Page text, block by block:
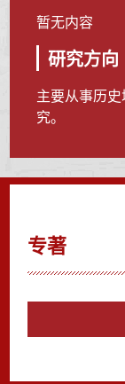
暂无内容
研究方向
主要从事历
究。
专著